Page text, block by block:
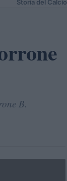
Storia del Calcio
B.